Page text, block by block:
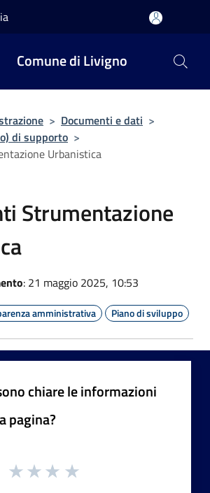
Comune di Livigno
> Documenti e dati >
di supporto >
Urbanistica
Strumentazione
: 21 maggio 2025, 10:53
amministrativa Piano di sviluppo
chiare le informazioni
pagina?